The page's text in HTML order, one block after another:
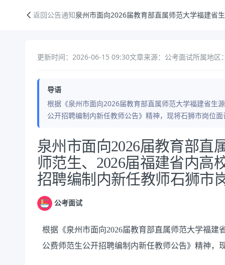
返回公告通知泉州市面向2026届教育部直属师范大学福建省
更新时间：2026-06-15 09:30文章来源：公考面试所属地区
导语
根据《泉州市面向2026届教育部直属师范大学福建省生
公开招聘编制内新任教师公告》精神，现将石狮市岗位
公告正文
泉州市面向2026届教育部直
师范生、2026届福建省内高
招聘编制内新任教师石狮市
公考面试
根据《泉州市面向2026届教育部直属师范大学福建
公费师范生公开招聘编制内新任教师公告》精神，